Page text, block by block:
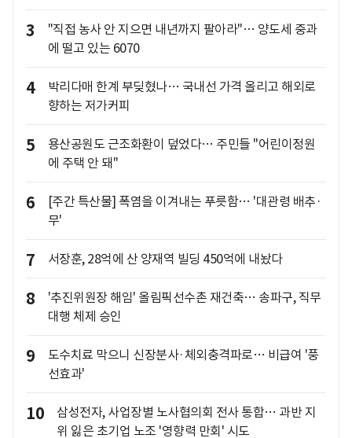
3
"직접 농사 안 지으면 내년까지 팔아라"… 양도세 중과
에 떨고 있는 6070
4
박리다매 한계 부딪혔나… 국내선 가격 올리고 해외로
향하는 저가커피
5
용산공원도 근조화환이 덮었다… 주민들 "어린이정원
에 주택 안 돼"
6
[주간 특산물] 폭염을 이겨내는 푸릇함… '대관령 배추·
무'
7 서장훈, 28억에 산 양재역 빌딩 450억에 내놨다
8
'추진위원장 해임' 올림픽선수촌 재건축… 송파구, 직무
대행 체제 승인
9
도수치료 막으니 신장분사·체외충격파로… 비급여 '풍
선효과'
10
삼성전자, 사업장별 노사협의회 전사 통합… 과반 지
위 잃은 초기업 노조 '영향력 만회' 시도